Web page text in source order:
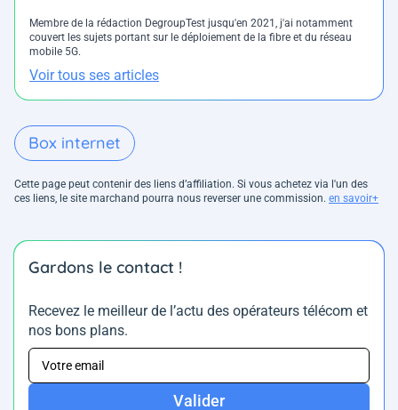
Membre de la rédaction DegroupTest jusqu'en 2021, j'ai notamment
couvert les sujets portant sur le déploiement de la fibre et du réseau
mobile 5G.
Voir tous ses articles
Box internet
Cette page peut contenir des liens d’affiliation. Si vous achetez via l'un des
ces liens, le site marchand pourra nous reverser une commission. en savoir+
Gardons le contact !
Recevez le meilleur de l’actu des opérateurs télécom et
nos bons plans.
Valider